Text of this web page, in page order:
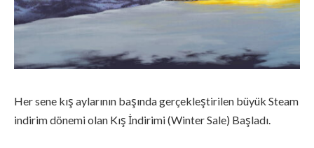
Her sene kış aylarının başında gerçekleştirilen büyük Steam
indirim dönemi olan Kış İndirimi (Winter Sale) Başladı.